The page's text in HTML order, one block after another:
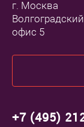
г. Москва
офис 5
+7 (495)